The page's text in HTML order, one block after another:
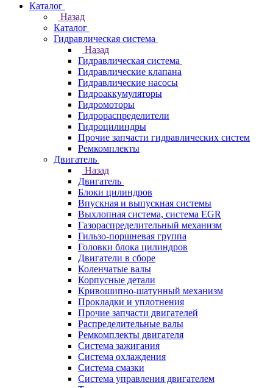
Каталог
Назад
Каталог
Гидравлическая система
Назад
Гидравлическая система
Гидравлические клапана
Гидравлические насосы
Гидроаккумуляторы
Гидромоторы
Гидрораспределители
Гидроцилиндры
Прочие запчасти гидравлических систем
Ремкомплекты
Двигатель
Назад
Двигатель
Блоки цилиндров
Впускная и выпускная системы
Выхлопная система, система EGR
Газораспределительный механизм
Гильзо-поршневая группа
Головки блока цилиндров
Двигатели в сборе
Коленчатые валы
Корпусные детали
Кривошипно-шатунный механизм
Прокладки и уплотнения
Прочие запчасти двигателей
Распределительные валы
Ремкомплекты двигателя
Система зажигания
Система охлаждения
Система смазки
Система управления двигателем